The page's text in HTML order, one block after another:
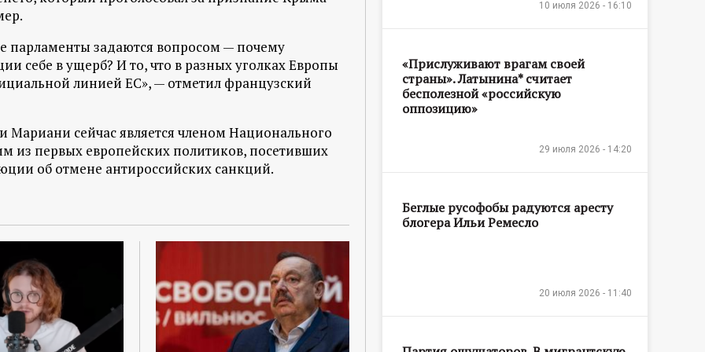
парламенты задаются вопросом — почему
себе в ущерб? И то, что в разных уголках Европы
линией ЕС», — отметил французский
сейчас является членом Национального
из первых европейских политиков, посетивших
об отмене антироссийских санкций.
10 июля 2026 - 16:10
«Прислуживают врагам своей
страны». Латынина* считает
бесполезной «российскую
оппозицию»
29 июля 2026 - 14:20
Беглые русофобы радуются аресту
блогера Ильи Ремесло
20 июля 2026 - 11:40